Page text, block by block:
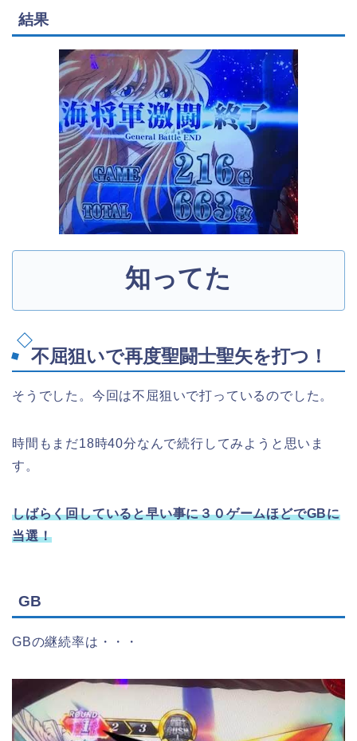
結果
知ってた
不屈狙いで再度聖闘士聖矢を打つ！
そうでした。今回は不屈狙いで打っているのでした。
時間もまだ18時40分なんで続行してみようと思いま
す。
しばらく回していると早い事に３０ゲームほどでGBに
当選！
GB
GBの継続率は・・・